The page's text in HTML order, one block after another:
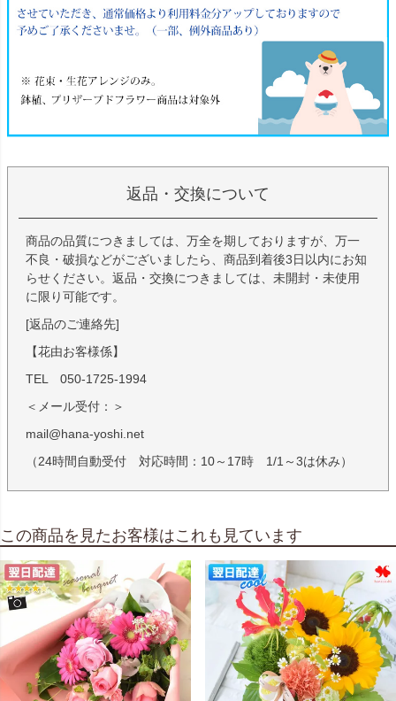
返品・交換について
商品の品質につきましては、万全を期しておりますが、万一
不良・破損などがございましたら、商品到着後3日以内にお知
らせください。返品・交換につきましては、未開封・未使用
に限り可能です。
[返品のご連絡先]
【花由お客様係】
TEL 050-1725-1994
＜メール受付：＞
mail@hana-yoshi.net
（24時間自動受付 対応時間：10～17時 1/1～3は休み）
この商品を見たお客様はこれも見ています